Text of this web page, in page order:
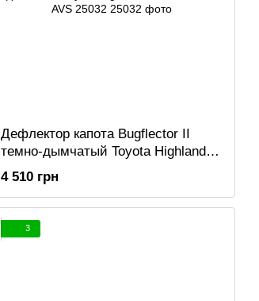
Дефлектор капота Bugflector II
темно-дымчатый Toyota Highlander
2008 - 2010 AVS 25032
4 510 грн
3